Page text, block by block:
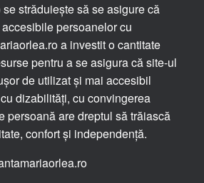
străduiește să se asigure că
persoanelor cu
a investit o cantitate
pentru a se asigura că site-ul
de utilizat și mai accesibil
dizabilități, cu convingerea
persoană are dreptul să trăiască
confort și independență.